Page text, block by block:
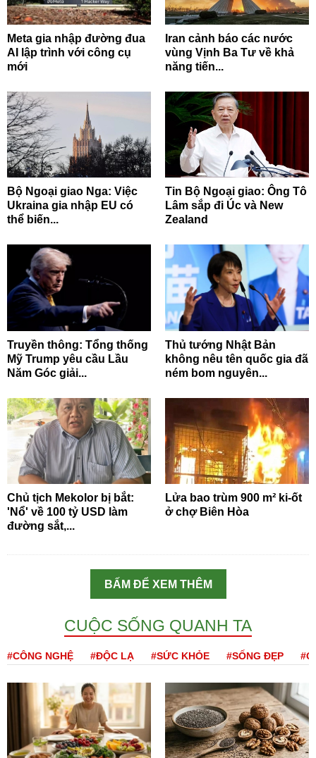
Meta gia nhập đường đua
AI lập trình với công cụ
mới
Iran cảnh báo các nước
vùng Vịnh Ba Tư về khả
năng tiến...
Bộ Ngoại giao Nga: Việc
Ukraina gia nhập EU có
thể biến...
Tin Bộ Ngoại giao: Ông Tô
Lâm sắp đi Úc và New
Zealand
Truyền thông: Tổng thống
Mỹ Trump yêu cầu Lầu
Năm Góc giải...
Thủ tướng Nhật Bản
không nêu tên quốc gia đã
ném bom nguyên...
Chủ tịch Mekolor bị bắt:
'Nổ' về 100 tỷ USD làm
đường sắt,...
Lửa bao trùm 900 m² ki-ốt
ở chợ Biên Hòa
BẤM ĐỂ XEM THÊM
CUỘC SỐNG QUANH TA
#CÔNG NGHỆ #ĐỘC LẠ #SỨC KHỎE #SỐNG ĐẸP